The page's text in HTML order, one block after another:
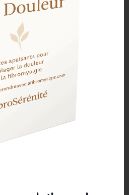
COMMENTAIRE
pas publiée.
*